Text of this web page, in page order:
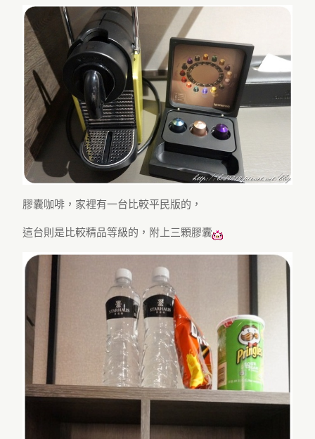
膠囊咖啡，家裡有一台比較平民版的，
這台則是比較精品等級的，附上三顆膠囊